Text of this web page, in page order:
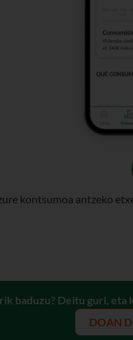
kontsumoa antzeko
baduzu? Deitu guri, eta
DOAN